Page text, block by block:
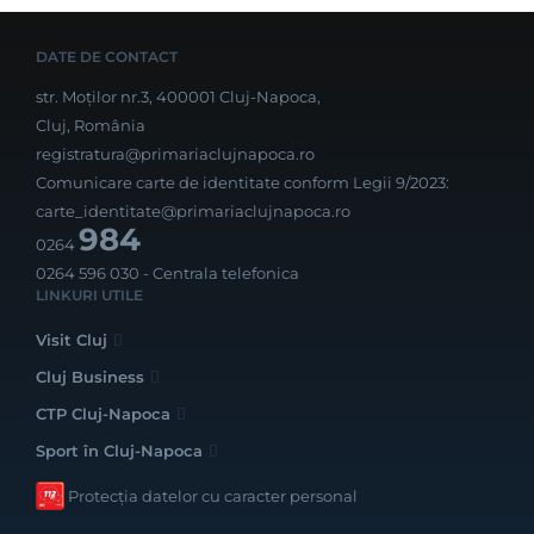
DATE DE CONTACT
str. Moților nr.3, 400001 Cluj-Napoca,
Cluj, România
registratura@primariaclujnapoca.ro
Comunicare carte de identitate conform Legii 9/2023:
carte_identitate@primariaclujnapoca.ro
0264984
0264 596 030 - Centrala telefonica
LINKURI UTILE
Visit Cluj
Cluj Business
CTP Cluj-Napoca
Sport în Cluj-Napoca
Protecția datelor cu caracter personal